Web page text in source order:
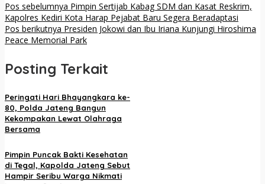
Pos sebelumnya Pimpin Sertijab Kabag SDM dan Kasat Reskrim,
Kapolres Kediri Kota Harap Pejabat Baru Segera Beradaptasi
Pos berikutnya Presiden Jokowi dan Ibu Iriana Kunjungi Hiroshima
Peace Memorial Park
Posting Terkait
Peringati Hari Bhayangkara ke-
80, Polda Jateng Bangun
Kekompakan Lewat Olahraga
Bersama
Pimpin Puncak Bakti Kesehatan
di Tegal, Kapolda Jateng Sebut
Hampir Seribu Warga Nikmati